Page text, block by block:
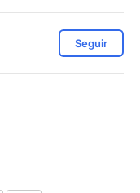
Seguir